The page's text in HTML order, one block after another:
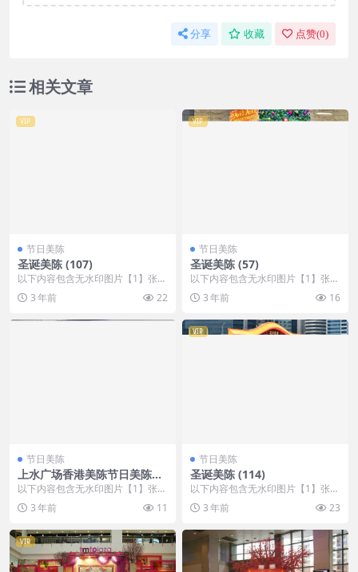
分享 收藏 点赞(0)
相关文章
VIP
节日美陈
圣诞美陈 (107)
以下内容包含无水印图片【1】张
，开通会员无障碍浏览 开通VIP会
员 3 年前 22
VIP
节日美陈
圣诞美陈 (57)
以下内容包含无水印图片【1】张
，开通会员无障碍浏览 开通VIP会
员 3 年前 16
节日美陈
上水广场香港美陈节日美陈
(1)
以下内容包含无水印图片【1】张
，开通会员无障碍浏览 开通VIP会
员 3 年前 11
VIP
节日美陈
圣诞美陈 (114)
以下内容包含无水印图片【1】张
，开通会员无障碍浏览 开通VIP会
员 3 年前 23
VIP